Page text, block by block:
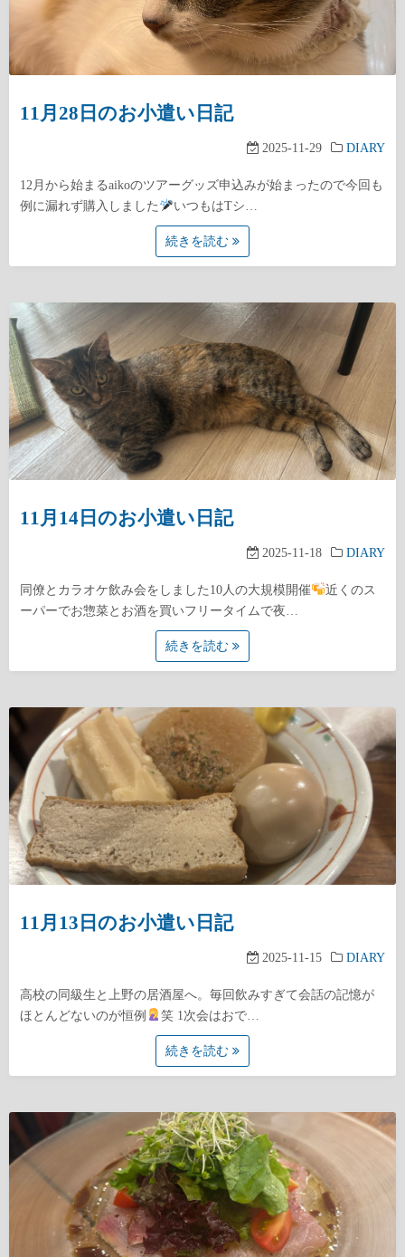
11月28日のお小遣い日記
2025-11-29 DIARY
12月から始まるaikoのツアーグッズ申込みが始まったので今回も
例に漏れず購入しました
いつもはTシ…
続きを読む
11月14日のお小遣い日記
2025-11-18 DIARY
同僚とカラオケ飲み会をしました10人の大規模開催
近くのス
ーパーでお惣菜とお酒を買いフリータイムで夜…
続きを読む
11月13日のお小遣い日記
2025-11-15 DIARY
高校の同級生と上野の居酒屋へ。毎回飲みすぎて会話の記憶が
ほとんどないのが恒例
笑 1次会はおで…
続きを読む